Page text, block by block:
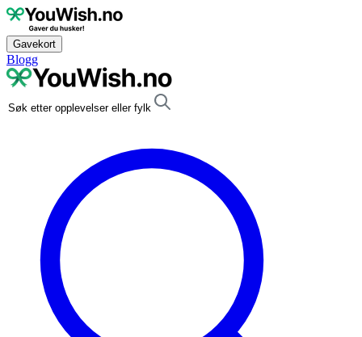
Gavekort
Blogg